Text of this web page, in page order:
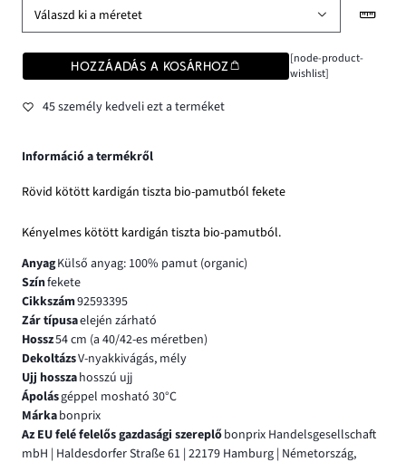
Válaszd ki a méretet
HOZZÁADÁS A KOSÁRHOZ
[node-product-
wishlist]
45 személy kedveli ezt a terméket
Információ a termékről
Rövid kötött kardigán tiszta bio-pamutból fekete
Kényelmes kötött kardigán tiszta bio-pamutból.
AnyagKülső anyag: 100% pamut (organic)
Színfekete
Cikkszám92593395
Zár típusaelején zárható
Hossz54 cm (a 40/42-es méretben)
DekoltázsV-nyakkivágás, mély
Ujj hosszahosszú ujj
Ápolásgéppel mosható 30°C
Márkabonprix
Az EU felé felelős gazdasági szereplőbonprix Handelsgesellschaft
mbH | Haldesdorfer Straße 61 | 22179 Hamburg | Németország,